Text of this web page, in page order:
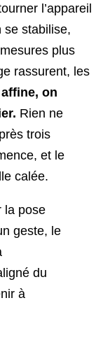
l’appareil
se stabilise,
plus
rassurent, les
on
Rien ne
trois
et le
calée.
la pose
geste, le
du
à